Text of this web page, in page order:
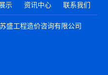
示 资讯中心 联系我们
盛工程造价咨询有限公司